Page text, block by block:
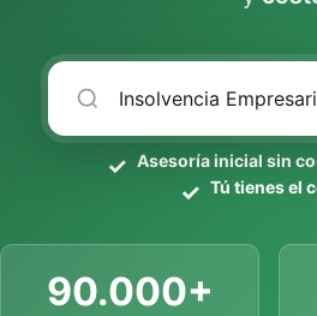
Asesoría inicial sin
Tú tienes el
90.000+